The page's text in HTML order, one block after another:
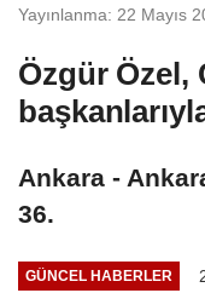
Yayınlanma: 22 Mayıs
Özgür Özel,
Ankara -
36.
GÜNCEL HABERLER